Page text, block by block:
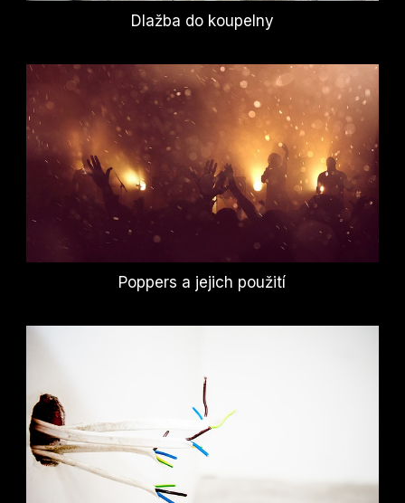
Dlažba do koupelny
Poppers a jejich použití